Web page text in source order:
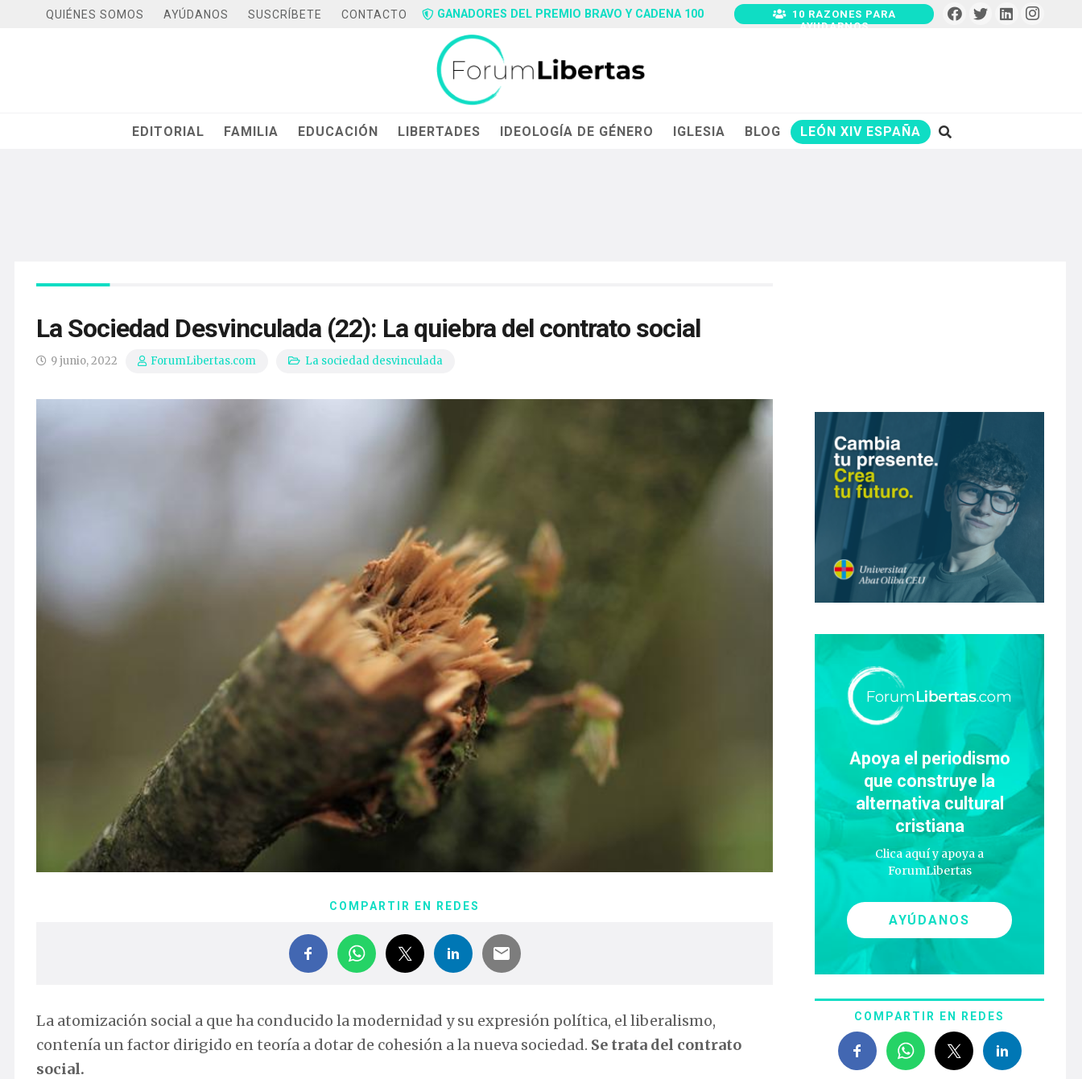
QUIÉNES SOMOS AYÚDANOS SUSCRÍBETE CONTACTO GANADORES DEL PREMIO BRAVO Y CADENA 100
10 RAZONES PARA
AYUDARNOS
EDITORIAL FAMILIA EDUCACIÓN LIBERTADES IDEOLOGÍA DE GÉNERO IGLESIA BLOG LEÓN XIV ESPAÑA
La Sociedad Desvinculada (22): La quiebra del contrato social
9 junio, 2022 ForumLibertas.com La sociedad desvinculada
COMPARTIR EN REDES
La atomización social a que ha conducido la modernidad y su expresión política, el liberalismo,
contenía un factor dirigido en teoría a dotar de cohesión a la nueva sociedad. Se trata del contrato
social.
Apoya el periodismo
que construye la
alternativa cultural
cristiana
Clica aquí y apoya a
ForumLibertas
AYÚDANOS
COMPARTIR EN REDES